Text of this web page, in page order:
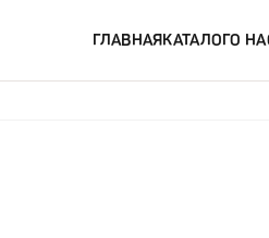
ГЛАВНАЯКАТАЛОГО